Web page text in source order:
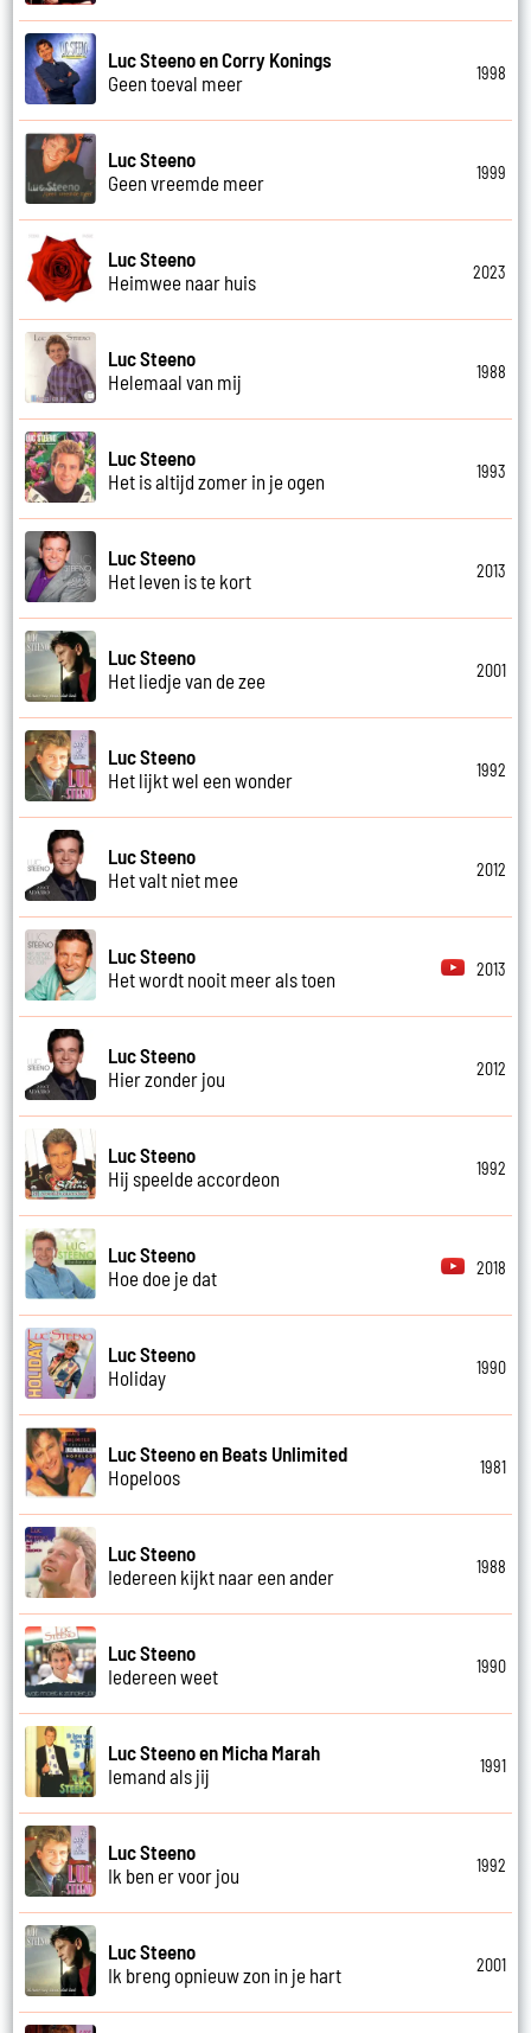
Luc Steeno en Corry Konings
Geen toeval meer
1998
Luc Steeno
Geen vreemde meer
1999
Luc Steeno
Heimwee naar huis
2023
Luc Steeno
Helemaal van mij
1988
Luc Steeno
Het is altijd zomer in je ogen
1993
Luc Steeno
Het leven is te kort
2013
Luc Steeno
Het liedje van de zee
2001
Luc Steeno
Het lijkt wel een wonder
1992
Luc Steeno
Het valt niet mee
2012
Luc Steeno
Het wordt nooit meer als toen
2013
Luc Steeno
Hier zonder jou
2012
Luc Steeno
Hij speelde accordeon
1992
Luc Steeno
Hoe doe je dat
2018
Luc Steeno
Holiday
1990
Luc Steeno en Beats Unlimited
Hopeloos
1981
Luc Steeno
Iedereen kijkt naar een ander
1988
Luc Steeno
Iedereen weet
1990
Luc Steeno en Micha Marah
Iemand als jij
1991
Luc Steeno
Ik ben er voor jou
1992
Luc Steeno
Ik breng opnieuw zon in je hart
2001